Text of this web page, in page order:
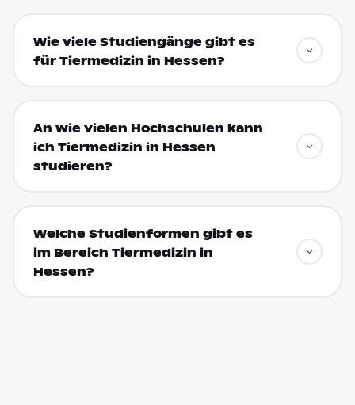
Wie viele Studiengänge gibt es
für Tiermedizin in Hessen?
An wie vielen Hochschulen kann
ich Tiermedizin in Hessen
studieren?
Welche Studienformen gibt es
im Bereich Tiermedizin in
Hessen?